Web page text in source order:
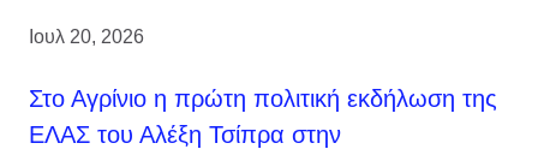
Ιουλ 20, 2026
Στο Αγρίνιο η πρώτη πολιτική εκδήλωση της
ΕΛΑΣ του Αλέξη Τσίπρα στην